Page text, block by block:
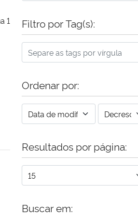
1 Filtro por Tag(s):
Ordenar por:
Resultados por página:
Buscar em: